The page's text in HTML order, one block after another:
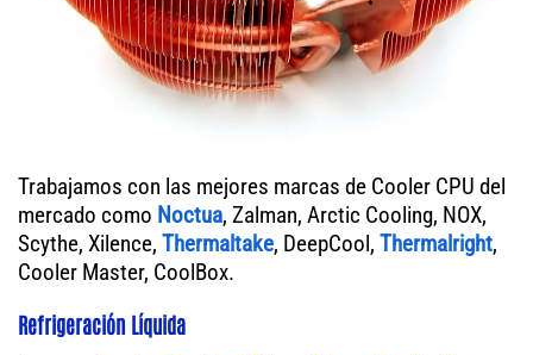
Trabajamos con las mejores marcas de Cooler CPU del
mercado como Noctua, Zalman, Arctic Cooling, NOX,
Scythe, Xilence, Thermaltake, DeepCool, Thermalright,
Cooler Master, CoolBox.
Refrigeración Líquida